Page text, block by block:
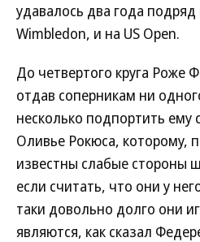
удавалось два года
Wimbledon, и на US Open.
До четвертого круга Роже
отдав соперникам ни
несколько подпортить ему
Оливье Рокюса, которому,
известны слабые стороны
если считать, что они у
таки довольно долго они
являются, как сказал